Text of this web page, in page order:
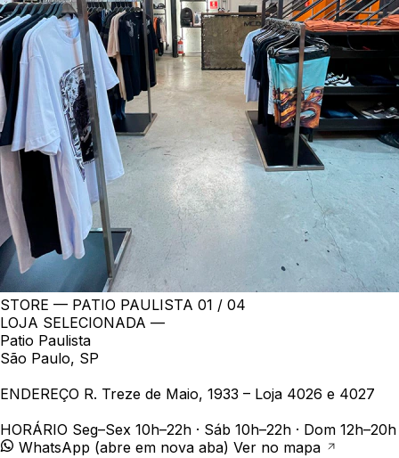
STORE — PATIO PAULISTA 01 / 04
LOJA SELECIONADA —
Patio Paulista
São Paulo, SP
ENDEREÇO R. Treze de Maio, 1933 – Loja 4026 e 4027
HORÁRIO Seg–Sex 10h–22h · Sáb 10h–22h · Dom 12h–20h
WhatsApp (abre em nova aba) Ver no mapa